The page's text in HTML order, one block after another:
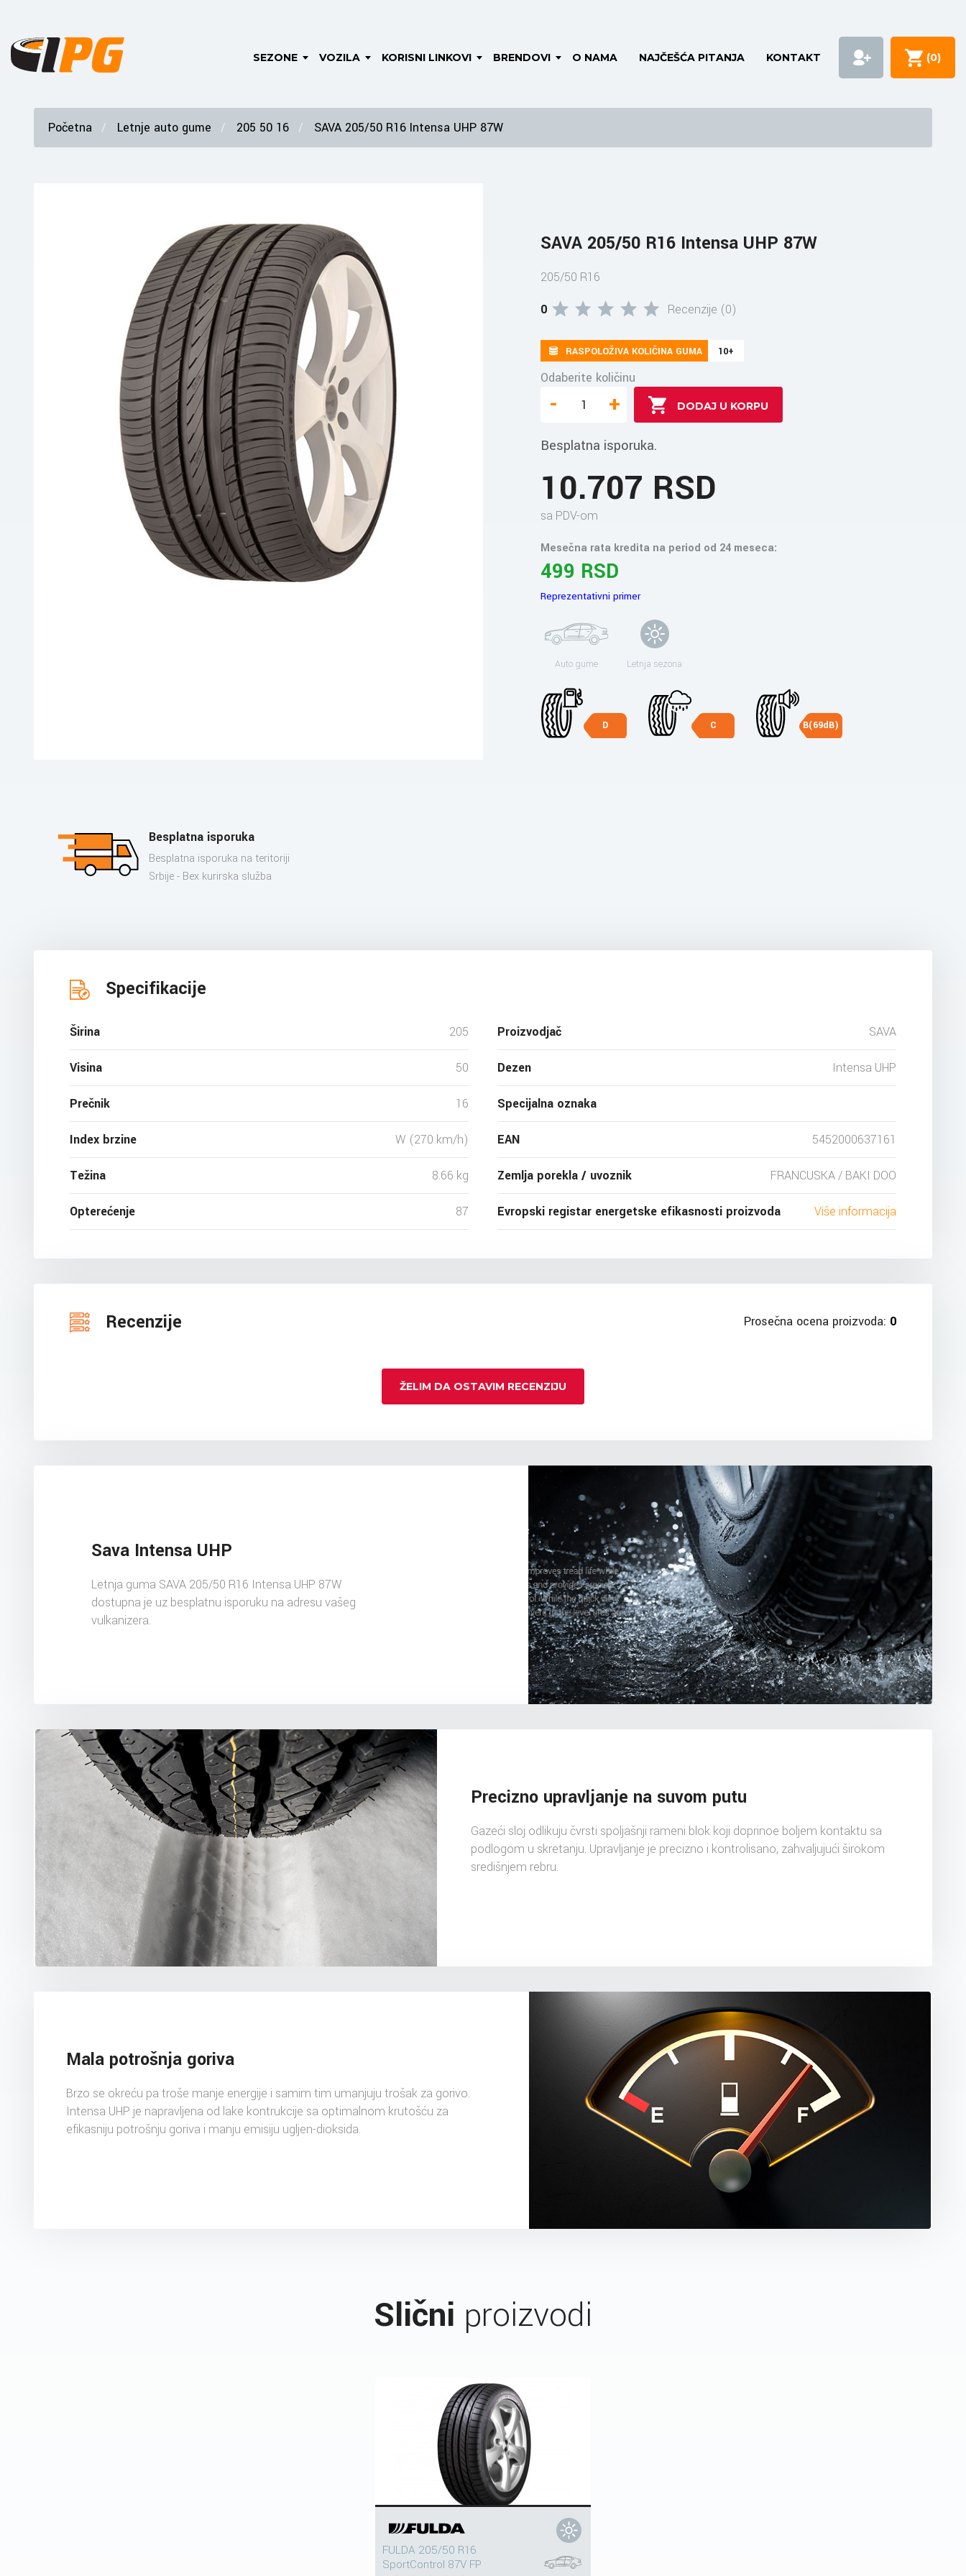
SEZONE VOZILA KORISNI LINKOVI BRENDOVI O NAMA NAJČEŠĆA PITANJA KONTAKT (0)
Početna Letnje auto gume 205 50 16 SAVA 205/50 R16 Intensa UHP 87W
SAVA 205/50 R16 Intensa UHP 87W
205/50 R16
0
Recenzije (0)
RASPOLOŽIVA KOLIČINA GUMA 10+
Odaberite količinu
- +
Besplatna isporuka.
10.707 RSD
sa PDV-om
Mesečna rata kredita na period od 24 meseca:
499 RSD
Reprezentativni primer
Auto gume Letnja sezona
D C B(69dB)
Besplatna isporuka
Besplatna isporuka na teritoriji
Srbije - Bex kurirska služba
Specifikacije
Širina 205
Visina 50
Prečnik 16
Index brzine W (270 km/h)
Težina 8.66 kg
Opterećenje 87
Proizvodjač SAVA
Dezen Intensa UHP
Specijalna oznaka
EAN 5452000637161
Zemlja porekla / uvoznik FRANCUSKA / BAKI DOO
Evropski registar energetske efikasnosti proizvoda Više informacija
Recenzije Prosečna ocena proizvoda: 0
ŽELIM DA OSTAVIM RECENZIJU
Sava Intensa UHP
Letnja guma SAVA 205/50 R16 Intensa UHP 87W
dostupna je uz besplatnu isporuku na adresu vašeg
vulkanizera.
Precizno upravljanje na suvom putu
Gazeći sloj odlikuju čvrsti spoljašnji rameni blok koji doprinoe boljem kontaktu sa
podlogom u skretanju. Upravljanje je precizno i kontrolisano, zahvaljujući širokom
središnjem rebru.
Mala potrošnja goriva
Brzo se okreću pa troše manje energije i samim tim umanjuju trošak za gorivo.
Intensa UHP je napravljena od lake kontrukcije sa optimalnom krutošću za
efikasniju potrošnju goriva i manju emisiju ugljen-dioksida.
Slični proizvodi
FULDA 205/50 R16
SportControl 87V FP